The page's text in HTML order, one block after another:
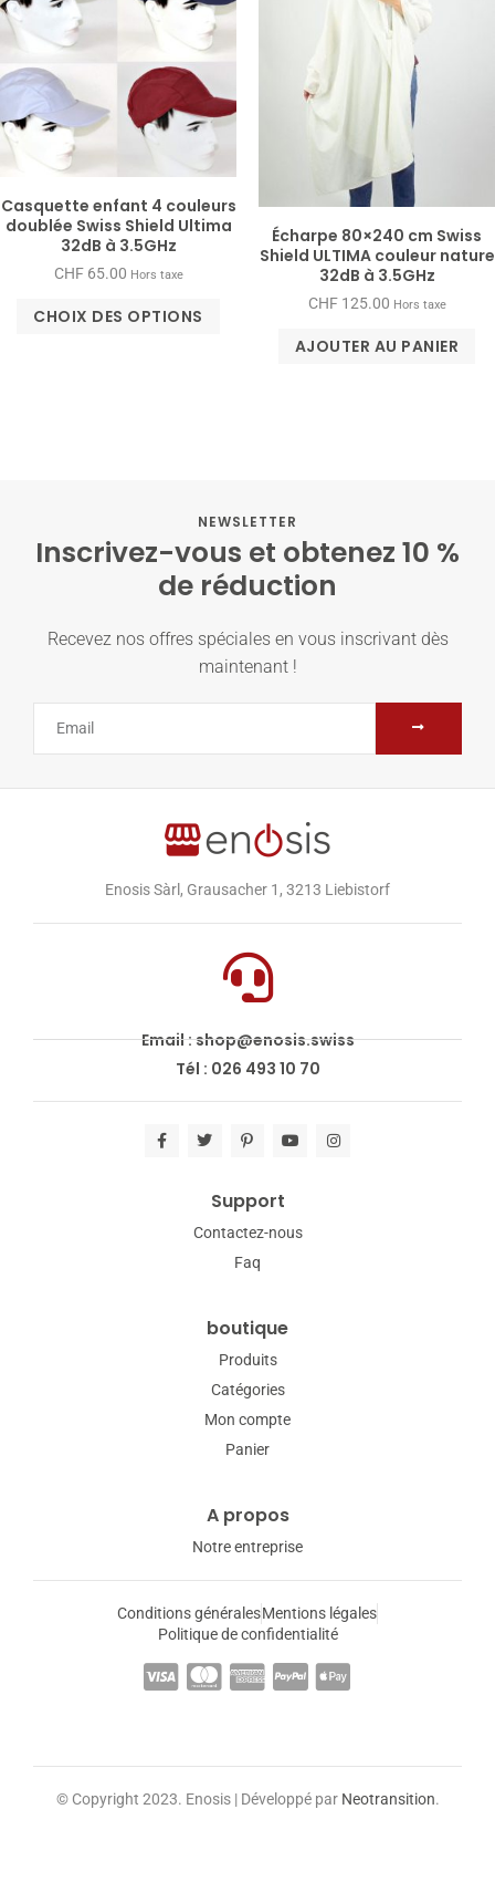
Casquette enfant 4 couleurs
doublée Swiss Shield Ultima
32dB à 3.5GHz
CHF65.00 Hors taxe
CHOIX DES OPTIONS
Écharpe 80×240 cm Swiss
Shield ULTIMA couleur nature
32dB à 3.5GHz
CHF125.00 Hors taxe
AJOUTER AU PANIER
NEWSLETTER
Inscrivez-vous et obtenez 10 %
de réduction
Recevez nos offres spéciales en vous inscrivant dès
maintenant !
Enosis Sàrl, Grausacher 1, 3213 Liebistorf
Email : shop@enosis.swiss
Tél : 026 493 10 70
Support
Contactez-nous
Faq
boutique
Produits
Catégories
Mon compte
Panier
A propos
Notre entreprise
Conditions généralesMentions légales
Politique de confidentialité
© Copyright 2023. Enosis | Développé par Neotransition.